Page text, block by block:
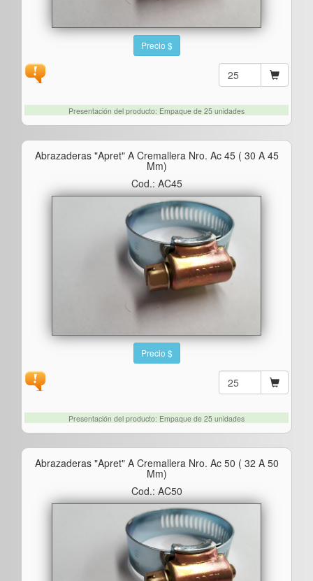
Precio $
Presentación del producto: Empaque de 25 unidades
Abrazaderas "apret" A Cremallera Nro. Ac 45 ( 30 A 45
Mm)
Cod.: AC45
Precio $
Presentación del producto: Empaque de 25 unidades
Abrazaderas "apret" A Cremallera Nro. Ac 50 ( 32 A 50
Mm)
Cod.: AC50